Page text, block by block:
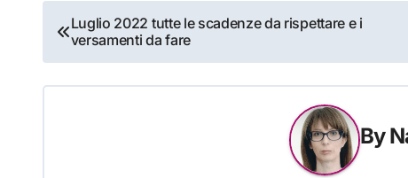
Navigazione
articoli
Luglio 2022 tutte le scadenze da rispettare e i
versamenti da fare
By